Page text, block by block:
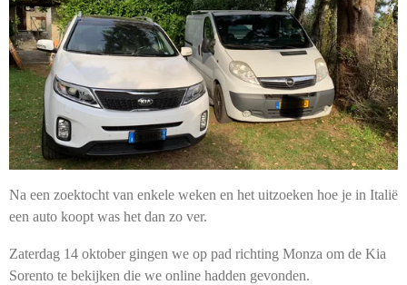
Na een zoektocht van enkele weken en het uitzoeken hoe je in Italië
een auto koopt was het dan zo ver.
Zaterdag 14 oktober gingen we op pad richting Monza om de Kia
Sorento te bekijken die we online hadden gevonden.